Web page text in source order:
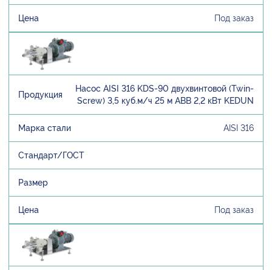
Под заказ
Насос AISI 316 KDS-90 двухвинтовой (Twin-
Screw) 3,5 куб.м/ч 25 м ABB 2,2 кВт KEDUN
AISI 316
Под заказ